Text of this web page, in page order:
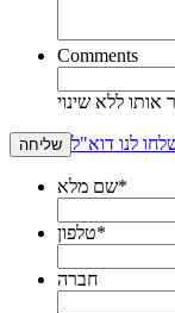
Comments
שליחה
שם מלא*
טלפון*
חברה